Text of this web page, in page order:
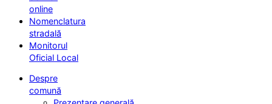
online
Nomenclatura
stradală
Monitorul
Oficial Local
Despre
comună